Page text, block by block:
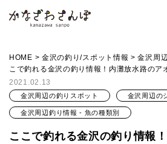
HOME > 金沢の釣り/スポット情報 >金沢周
こで釣れる金沢の釣り情報！内灘放水路のア
2021.02.13
金沢周辺の釣りスポット 金沢周辺の
金沢周辺釣り情報 - 魚の種類別
ここで釣れる金沢の釣り情報